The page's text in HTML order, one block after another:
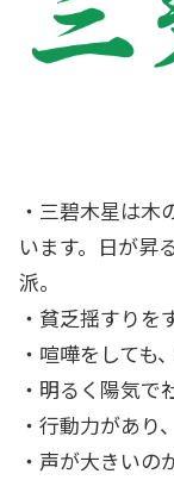
・三碧木星は木
います。日が昇
派。
・貧乏揺すりを
・喧嘩をしても
・明るく陽気で
・行動力があり
・声が大きいの